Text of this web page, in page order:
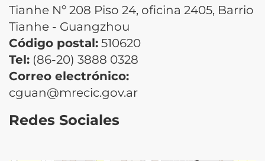
Tianhe Nº 208 Piso 24, oficina 2405, Barrio
Tianhe - Guangzhou
Código postal: 510620
Tel: (86-20) 3888 0328
Correo electrónico:
cguan@mrecic.gov.ar
Redes Sociales